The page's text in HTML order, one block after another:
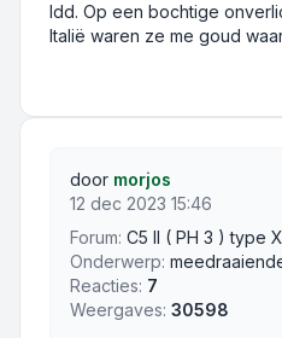
Idd. Op een bochtige
Italië waren ze me goud
door morjos
12 dec 2023 15:46
Forum: C5 II ( PH 3 ) type
Onderwerp:
Reacties: 7
Weergaves: 30598